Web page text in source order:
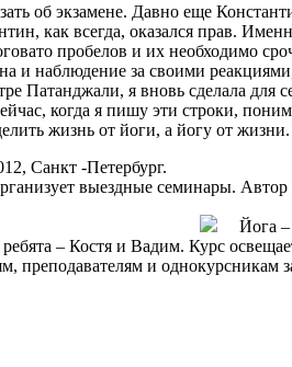
об экзамене. Давно еще
как всегда, оказался прав.
пробелов и их необходимо
и наблюдение за своими
Патанджали, я вновь сделала
когда я пишу эти строки,
жизнь от йоги, а йогу от жизни.
Санкт -Петербург.
выездные семинары.
Йога –
ребята – Костя и Вадим. Курс
преподавателям и однокурсникам